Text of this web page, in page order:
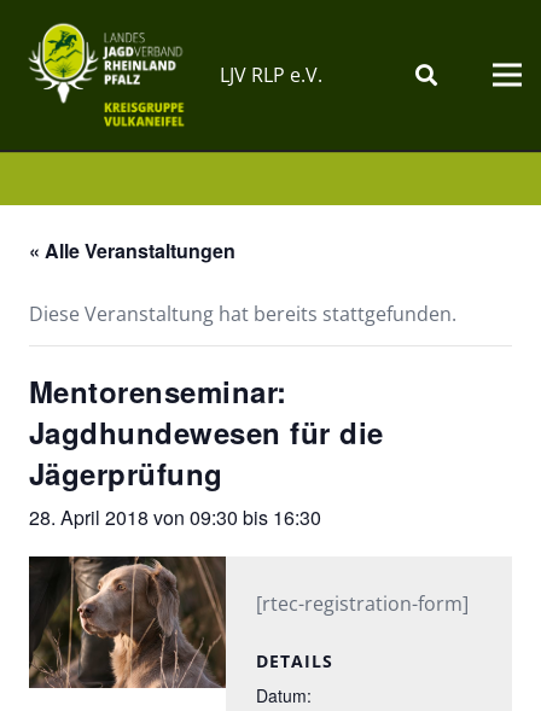
LJV RLP e.V.
« Alle Veranstaltungen
Diese Veranstaltung hat bereits stattgefunden.
Mentorenseminar:
Jagdhundewesen für die
Jägerprüfung
28. April 2018 von 09:30 bis 16:30
[rtec-registration-form]
DETAILS
Datum: